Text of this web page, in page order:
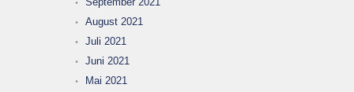
August 2021
Juli 2021
Juni 2021
Mai 2021